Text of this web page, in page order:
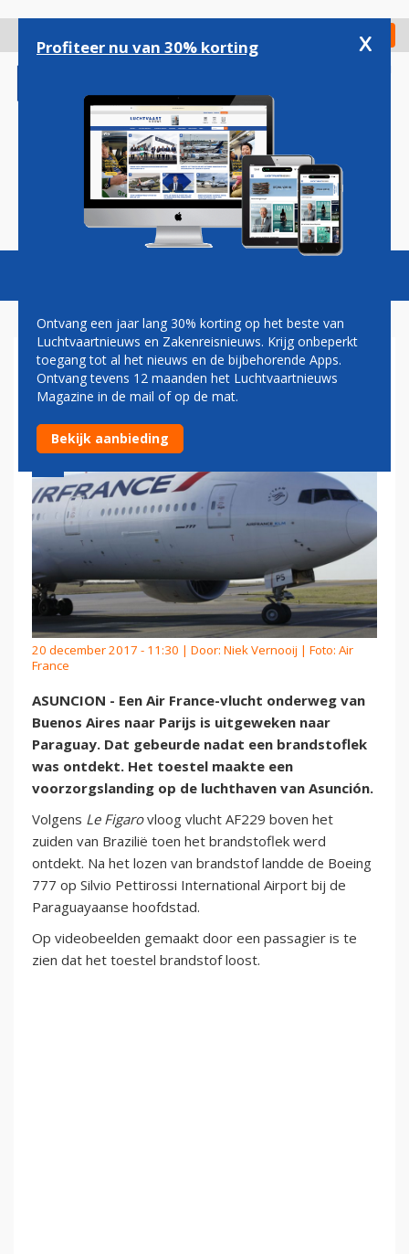
gaan
Check in
Magazine Podcasts Vacatures
AIR FRANCE-VLUCHT WIJKT
UIT NAAR PARAGUAY
20 december 2017 - 11:30 | Door: Niek Vernooij | Foto: Air
France
ASUNCION - Een Air France-vlucht onderweg van
Buenos Aires naar Parijs is uitgeweken naar
Paraguay. Dat gebeurde nadat een brandstoflek
was ontdekt. Het toestel maakte een
voorzorgslanding op de luchthaven van Asunción.
Volgens Le Figarovloog vlucht AF229 boven het
zuiden van Brazilië toen het brandstoflek werd
ontdekt. Na het lozen van brandstof landde de Boeing
777 op Silvio Pettirossi International Airport bij de
Paraguayaanse hoofdstad.
Op videobeelden gemaakt door een passagier is te
zien dat het toestel brandstof loost.
Profiteer nu van 30% korting x
Ontvang een jaar lang 30% korting op het beste van
Luchtvaartnieuws en Zakenreisnieuws. Krijg onbeperkt
toegang tot al het nieuws en de bijbehorende Apps.
Ontvang tevens 12 maanden het Luchtvaartnieuws
Magazine in de mail of op de mat.
Bekijk aanbieding